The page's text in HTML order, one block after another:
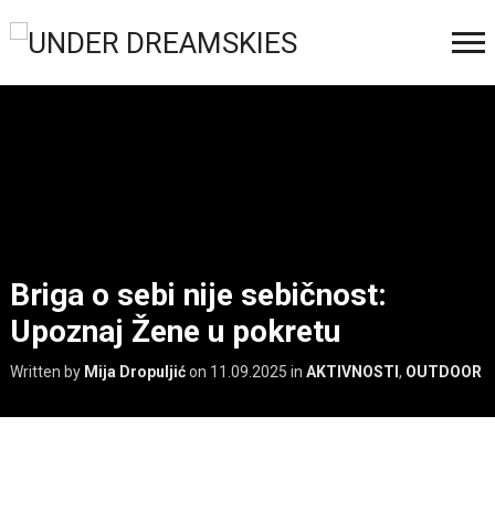
Briga o sebi nije sebičnost:
Upoznaj Žene u pokretu
Written by Mija Dropuljićon 11.09.2025 in AKTIVNOSTI , OUTDOOR